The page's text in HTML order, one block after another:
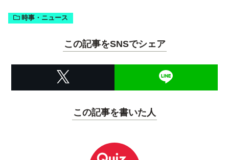
時事・ニュース
この記事をSNSでシェア
この記事を書いた人